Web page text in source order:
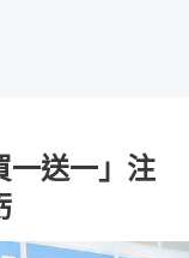
一送一」注